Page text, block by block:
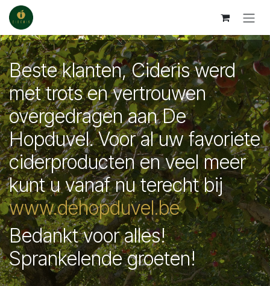
Se rendre au contenu
Beste klanten, Cideris werd
met trots en vertrouwen
overgedragen aan De
Hopduvel. Voor al uw favoriete
ciderproducten en veel meer
kunt u vanaf nu terecht bij
www.dehopduvel.be
Bedankt voor alles!
Sprankelende groeten!